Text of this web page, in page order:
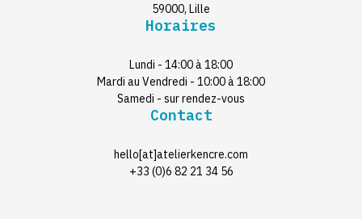
59000, Lille
Horaires
Lundi - 14:00 à 18:00
Mardi au Vendredi - 10:00 à 18:00
Samedi - sur rendez-vous
Contact
hello[at]atelierkencre.com
+33 (0)6 82 21 34 56